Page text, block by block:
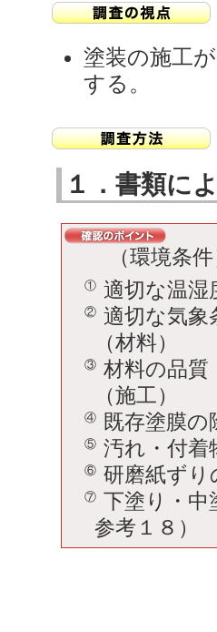
塗装の施工
する。
１．書類に
（環境条件
① 適切な温湿
② 適切な気象
（材料）
③ 材料の品質
（施工）
④ 既存塗膜の
⑤ 汚れ・付着
⑥ 研磨紙ずり
⑦ 下塗り・中
参考１８）